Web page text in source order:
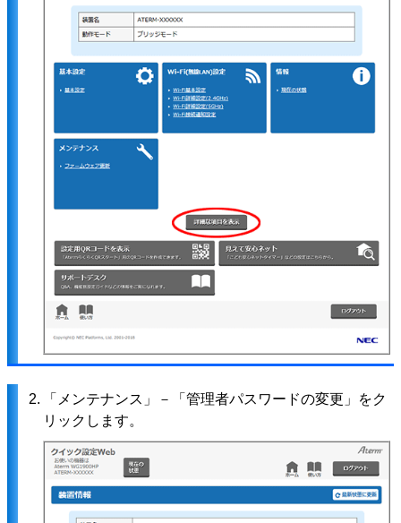
2.
「メンテナンス」－「管理者パスワードの変更」をク
リックします。